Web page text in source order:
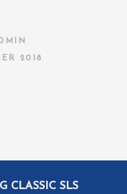
2018
CLASSIC SLS